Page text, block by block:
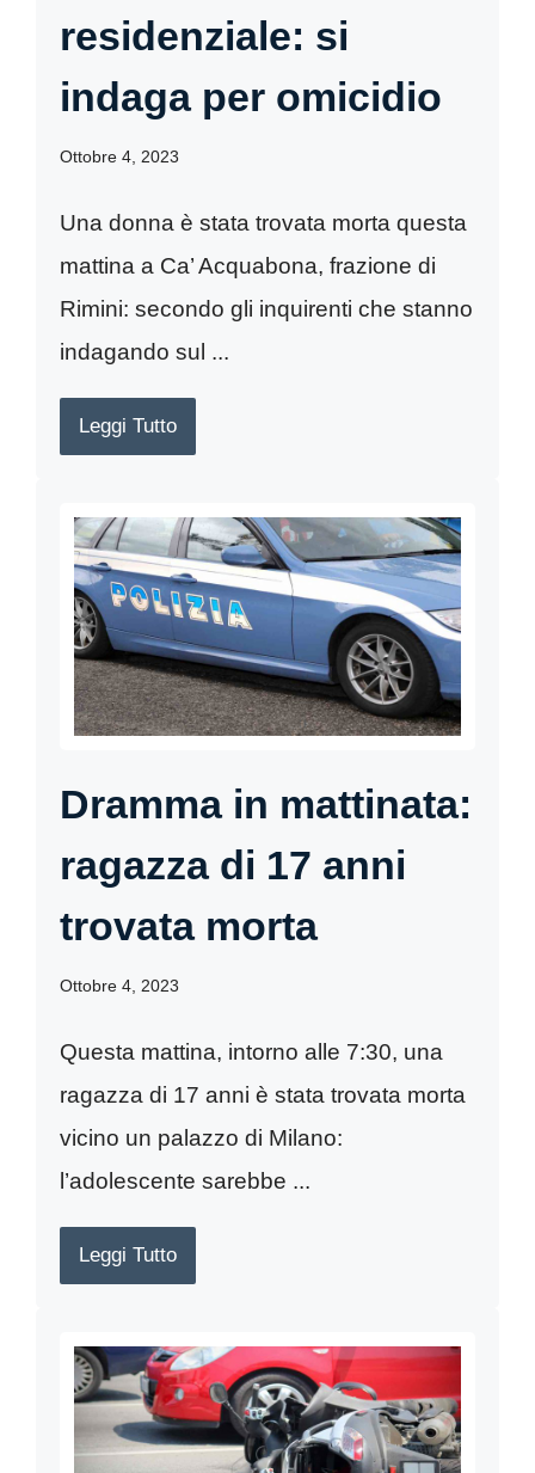
residenziale: si
indaga per omicidio
Ottobre 4, 2023
Una donna è stata trovata morta questa
mattina a Ca’ Acquabona, frazione di
Rimini: secondo gli inquirenti che stanno
indagando sul ...
Leggi Tutto
Dramma in mattinata:
ragazza di 17 anni
trovata morta
Ottobre 4, 2023
Questa mattina, intorno alle 7:30, una
ragazza di 17 anni è stata trovata morta
vicino un palazzo di Milano:
l’adolescente sarebbe ...
Leggi Tutto